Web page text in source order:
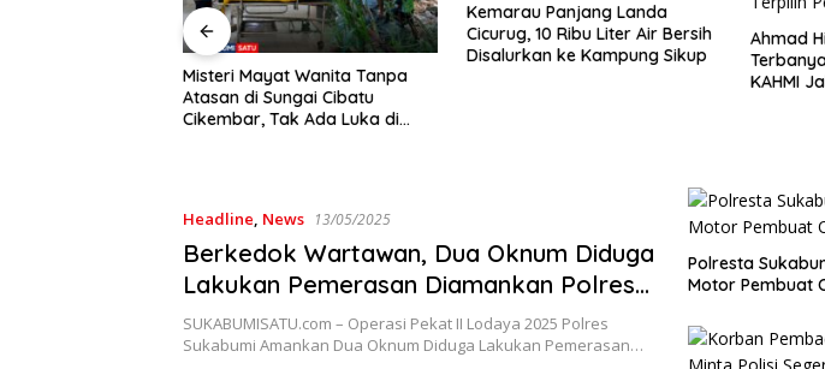
Misteri Mayat Wanita Tanpa
Atasan di Sungai Cibatu
Cikembar, Tak Ada Luka di
Kemarau Panjang Landa
Cicurug, 10 Ribu Liter Air Bersih
Disalurkan ke Kampung Sikup
Ahmad
KAHMI
Headline, News 13/05/2025
Berkedok Wartawan, Dua Oknum Diduga
Lakukan Pemerasan Diamankan Polres
Sukabumi Dalam Oprasi Pekat
SUKABUMISATU.com – Operasi Pekat II Lodaya 2025 Polres
Sukabumi Amankan Dua Oknum Diduga Lakukan Pemerasan…
Polresta
Motor Pembuat